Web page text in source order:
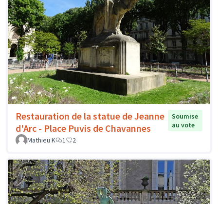
Restauration de la statue de Jeanne
d'Arc - Place Puvis de Chavannes
Soumise
au vote
Mathieu K
1 2